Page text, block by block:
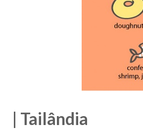
| Tailândia